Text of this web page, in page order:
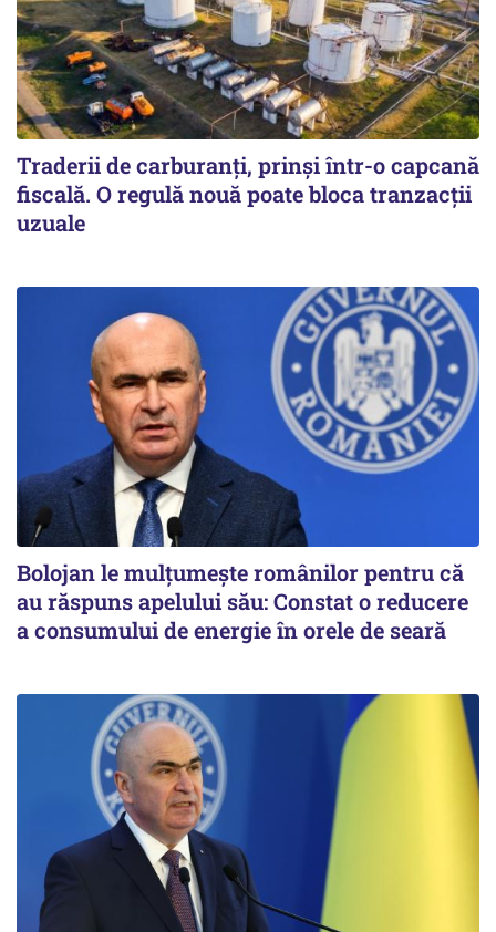
Traderii de carburanți, prinși într-o capcană
fiscală. O regulă nouă poate bloca tranzacții
uzuale
Bolojan le mulțumește românilor pentru că
au răspuns apelului său: Constat o reducere
a consumului de energie în orele de seară